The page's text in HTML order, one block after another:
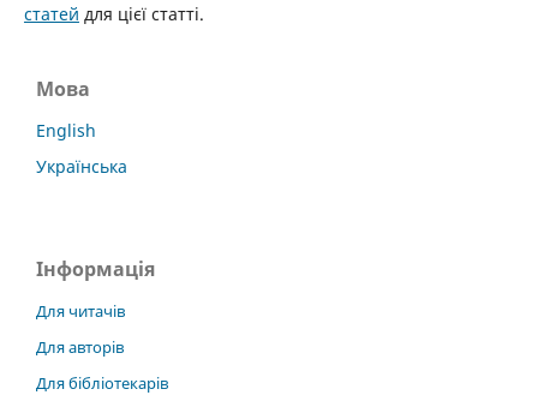
статей для цієї статті.
Мова
English
Українська
Інформація
Для читачів
Для авторів
Для бібліотекарів